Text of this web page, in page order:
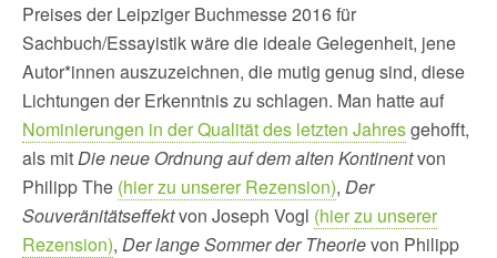
Preises der Leipziger Buchmesse 2016 für
Sachbuch/Essayistik wäre die ideale Gelegenheit, jene
Autor*innen auszuzeichnen, die mutig genug sind, diese
Lichtungen der Erkenntnis zu schlagen. Man hatte auf
Nominierungen in der Qualität des letzten Jahresgehofft,
als mitDie neue Ordnung auf dem alten Kontinentvon
Philipp The (hier zu unserer Rezension), Der
Souveränitätseffektvon Joseph Vogl (hier zu unserer
Rezension), Der lange Sommer der Theorievon Philipp